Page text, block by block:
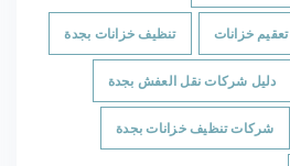
تعقيم خزانات تنظيف خزانات بجدة
دليل شركات نقل العفش بجدة
شركات تنظيف خزانات بجدة